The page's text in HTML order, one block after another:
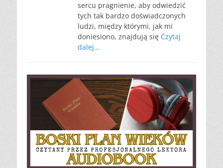
sercu pragnienie, aby odwiedzić
tych tak bardzo doświadczonych
ludzi, między którymi, jak mi
doniesiono, znajdują się Czytaj
dalej…